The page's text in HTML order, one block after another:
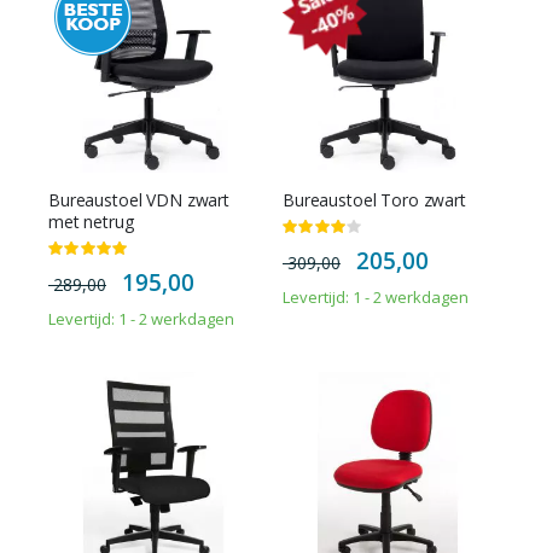
Bureaustoel VDN zwart
met netrug
Waardering:
289,00
Special
Price
195,00
Levertijd: 1 - 2 werkdagen
Bureaustoel Toro zwart
Waardering:
309,00
Special
Price
205,00
Levertijd: 1 - 2 werkdagen